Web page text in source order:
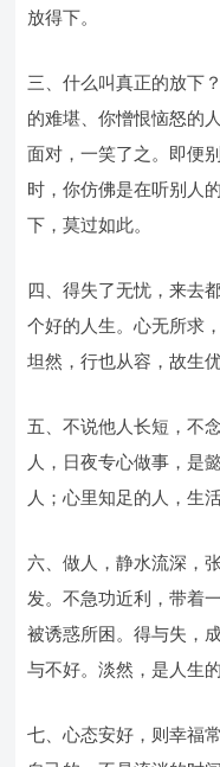
放得下。
三、什么叫真正的放下
的难堪、你憎恨恼怒的
面对，一笑了之。即便
时，你仿佛是在听别人
下，莫过如此。
四、得失了无忧，来去
个好的人生。心无所求
坦然，行也从容，故生优
五、不说他人长短，不
人，日夜专心做事，是
人；心里知足的人，生
六、做人，静水流深，
发。不急功近利，带着
被诱惑所困。得与失，
与不好。淡然，是人生
七、心态安好，则幸福